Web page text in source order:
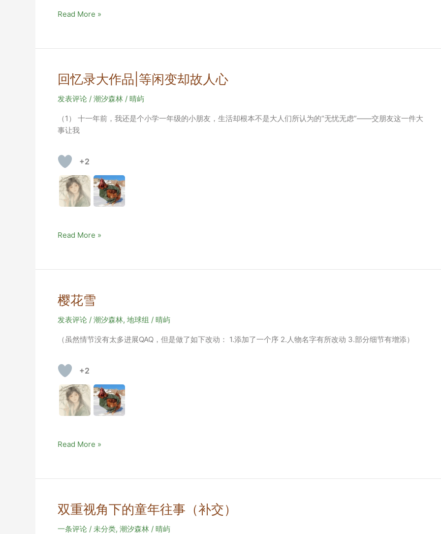
某
的
气
点
燃
Read More »
回忆录大作品|等闲变却故人心
发表评论 / 潮汐森林 / 晴屿
（1） 十一年前，我还是个小学一年级的小朋友，生活却根本不是大人们所认为的“无忧无虑”——交朋友这一件大
事让我
+2
回
大
品|
等
闲
却
人
心
Read More »
樱花雪
发表评论 / 潮汐森林, 地球组 / 晴屿
（虽然情节没有太多进展QAQ，但是做了如下改动： 1.添加了一个序 2.人物名字有所改动 3.部分细节有增添）
+2
樱
Read More »
双重视角下的童年往事（补交）
一条评论 / 未分类, 潮汐森林 / 晴屿